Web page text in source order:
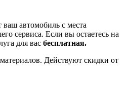
ваш автомобиль с места
сервиса. Если вы остаетесь на
для вас бесплатная.
Действуют скидки от